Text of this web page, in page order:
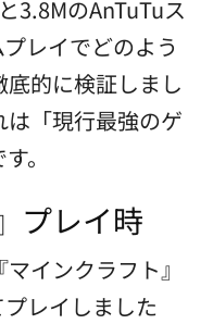
と3.8MのAnTuTuス
レイでどのよう
的に検証しまし
「現行最強のゲ
。
プレイ時
インクラフト』
レイしました